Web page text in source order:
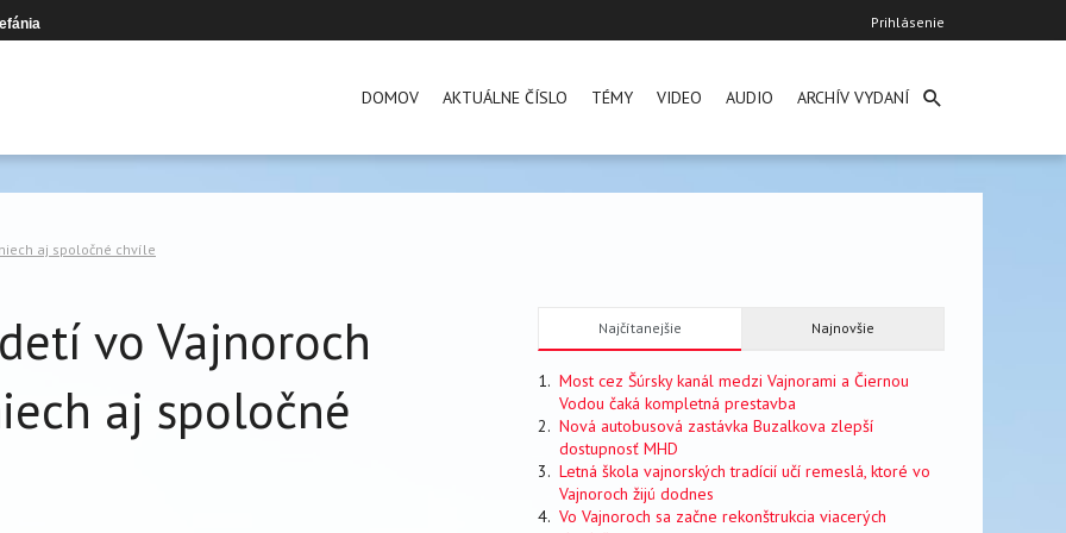
User
account
Prihlásenie
DOMOV AKTUÁLNE ČÍSLO TÉMY VIDEO AUDIO ARCHÍV VYDANÍ
aj spoločné chvíle
vo Vajnoroch
aj spoločné
Najčítanejšie Najnovšie
Most cez Šúrsky kanál medzi Vajnorami a Čiernou
Vodou čaká kompletná prestavba
Nová autobusová zastávka Buzalkova zlepší
dostupnosť MHD
Letná škola vajnorských tradícií učí remeslá, ktoré vo
Vajnoroch žijú dodnes
Vo Vajnoroch sa začne rekonštrukcia viacerých